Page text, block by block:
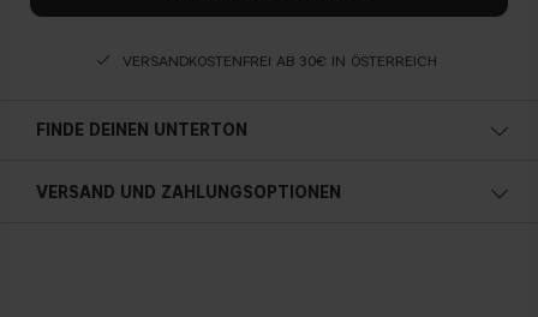
VERSANDKOSTENFREI AB 30€ IN ÖSTERREICH
FINDE DEINEN UNTERTON
Blauer, rosa oder rötlicher teint
VERSAND UND ZAHLUNGSOPTIONEN